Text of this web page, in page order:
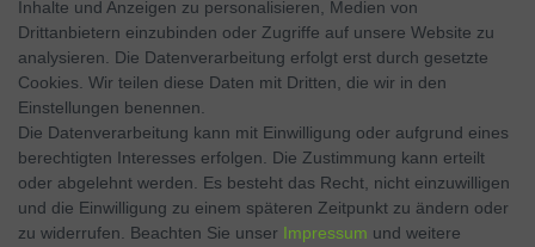
Twitter
Instagram
VERTRAG WIDERRUFEN Kontakt
Inhalte und Anzeigen zu personalisieren, Medien von
Drittanbietern einzubinden oder Zugriffe auf unsere Website zu
analysieren. Die Datenverarbeitung erfolgt erst durch gesetzte
Cookies. Wir teilen diese Daten mit Dritten, die wir in den
Einstellungen benennen.
Die Datenverarbeitung kann mit Einwilligung oder aufgrund eines
berechtigten Interesses erfolgen. Die Zustimmung kann erteilt
oder abgelehnt werden. Es besteht das Recht, nicht einzuwilligen
und die Einwilligung zu einem späteren Zeitpunkt zu ändern oder
zu widerrufen. Beachten Sie unser Impressum und weitere